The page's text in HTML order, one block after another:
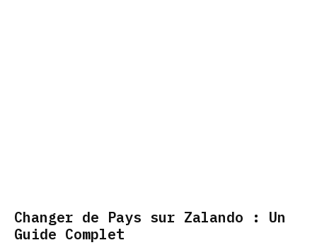
Changer de Pays sur Zalando : Un
Guide Complet